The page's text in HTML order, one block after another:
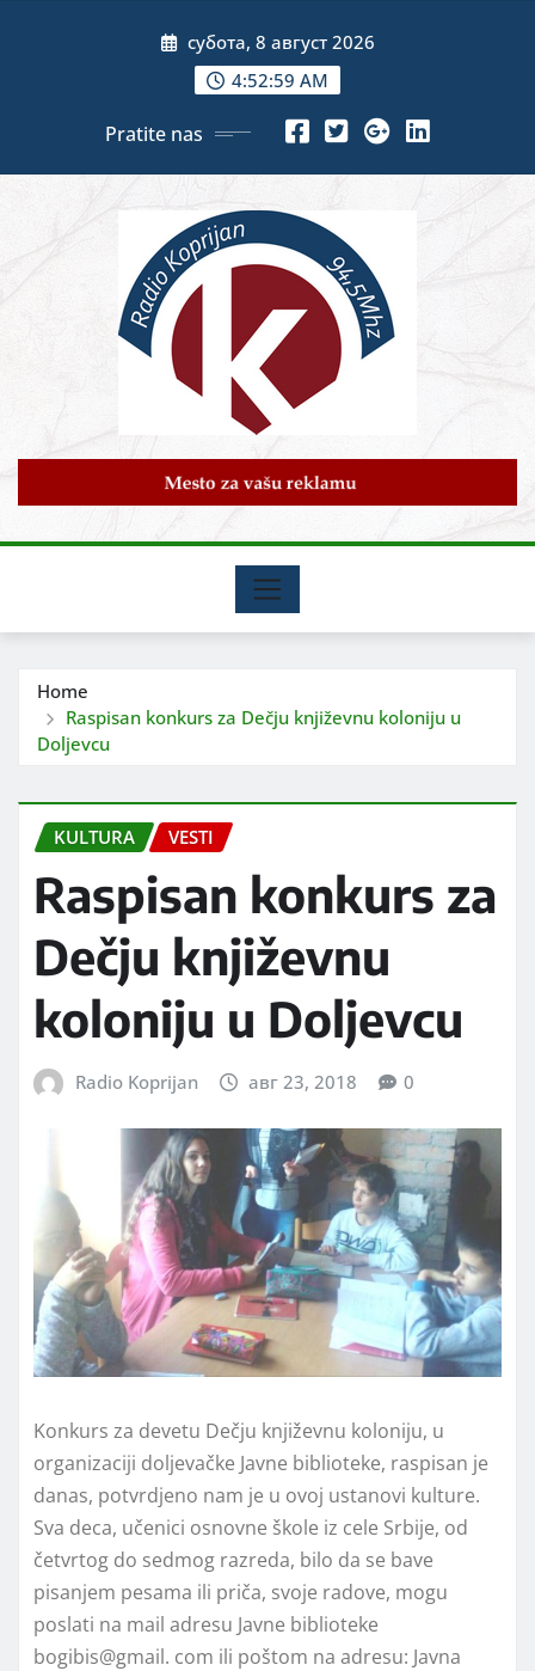
субота, 8 август 2026
4:53:00 AM
Pratite nas
Home
Raspisan konkurs za Dečju književnu koloniju u
Doljevcu
KULTURA VESTI
Raspisan konkurs za
Dečju književnu
koloniju u Doljevcu
Radio Koprijan авг 23, 2018 0
Konkurs za devetu Dečju književnu koloniju, u
organizaciji doljevačke Javne biblioteke, raspisan je
danas, potvrdjeno nam je u ovoj ustanovi kulture.
Sva deca, učenici osnovne škole iz cele Srbije, od
četvrtog do sedmog razreda, bilo da se bave
pisanjem pesama ili priča, svoje radove, mogu
poslati na mail adresu Javne biblioteke
bogibis@gmail. com ili poštom na adresu: Javna